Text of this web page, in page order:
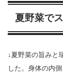
夏野菜で
↓夏野菜の旨みと
した。身体の内